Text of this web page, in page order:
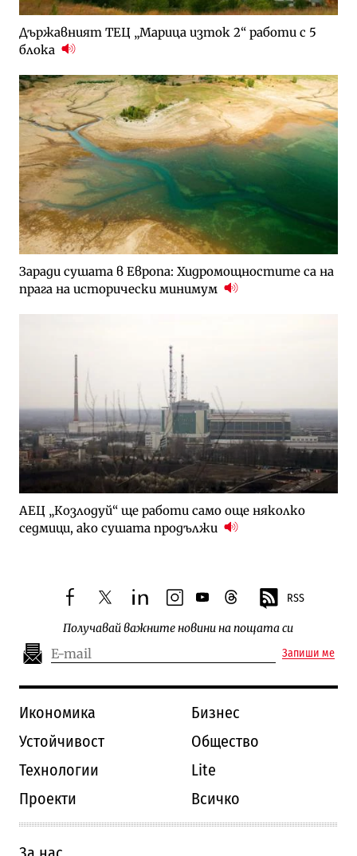
Държавният ТЕЦ „Марица изток 2“ работи с 5
блока
Заради сушата в Европа: Хидромощностите са на
прага на исторически минимум
АЕЦ „Козлодуй“ ще работи само още няколко
седмици, ако сушата продължи
facebooktwitterlinkedininstagram
youtubethreads RSS
Получавай важните новини на пощата си
Запиши ме
Икономика
Бизнес
Устойчивост
Общество
Технологии
Lite
Проекти
Всичко